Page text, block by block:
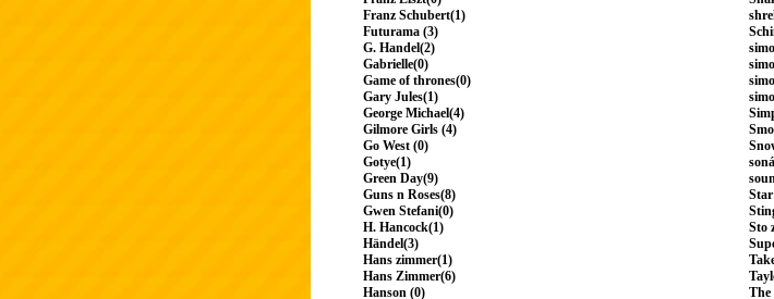
Franz Schubert(1)
Futurama (3)
G. Handel(2)
Gabrielle(0)
Game of thrones(0)
Gary Jules(1)
George Michael(4)
Gilmore Girls (4)
Go West (0)
Gotye(1)
Green Day(9)
Guns n Roses(8)
Gwen Stefani(0)
H. Hancock(1)
Händel(3)
Hans zimmer(1)
Hans Zimmer(6)
Hanson (0)
Sto
The